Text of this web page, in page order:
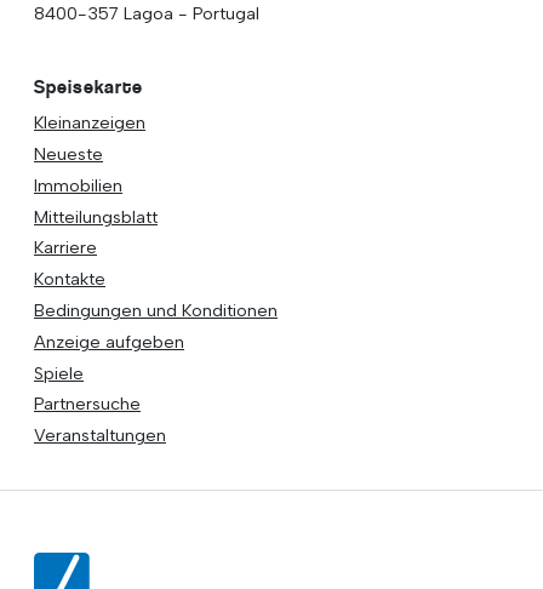
8400-357 Lagoa - Portugal
Speisekarte
Kleinanzeigen
Neueste
Immobilien
Mitteilungsblatt
Karriere
Kontakte
Bedingungen und Konditionen
Anzeige aufgeben
Spiele
Partnersuche
Veranstaltungen